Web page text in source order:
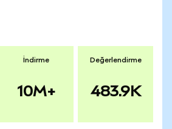
İndirme
10M+
Değerlendirme
483.9K